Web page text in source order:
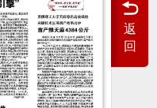
返
回